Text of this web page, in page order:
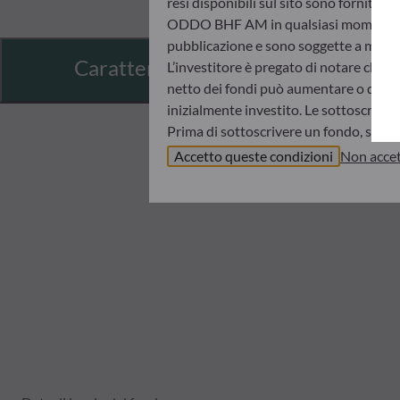
Caratteristiche
ODDO BHF AM in qualsiasi
pubblicazione e sono soggette a
L’investitore è pregato di notare che
netto dei fondi può aumentare o
inizialmente investito. Le
Prima di sottoscrivere un fondo, si
informazioni chiave per l’investitore
d’investimento, il proprio orizzonte
sull’avviso dell’operazione e sugli
Il regime fiscale di un investimento
Accetto queste condizioni Non